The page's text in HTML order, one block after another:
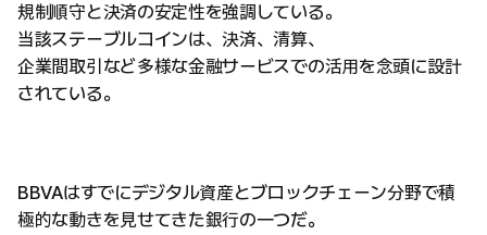
規制順守と決済の安定性を強調している。
当該ステーブルコインは、決済、清算、
企業間取引など多様な金融サービスでの活用を念頭に設計
されている。
BBVAはすでにデジタル資産とブロックチェーン分野で積
極的な動きを見せてきた銀行の一つだ。